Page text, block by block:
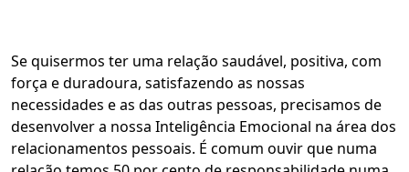
Se quisermos ter uma relação saudável, positiva, com
força e duradoura, satisfazendo as nossas
necessidades e as das outras pessoas, precisamos de
desenvolver a nossa Inteligência Emocional na área dos
relacionamentos pessoais. É comum ouvir que numa